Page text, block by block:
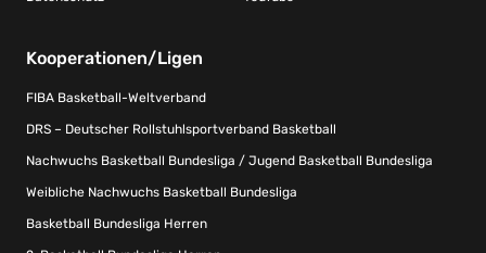
Kooperationen/Ligen
FIBA Basketball-Weltverband
DRS – Deutscher Rollstuhlsportverband Basketball
Nachwuchs Basketball Bundesliga / Jugend Basketball Bundesliga
Weibliche Nachwuchs Basketball Bundesliga
Basketball Bundesliga Herren